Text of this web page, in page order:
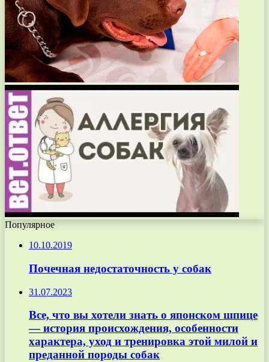
Популярное
10.10.2019
Почечная недостаточность у собак
31.07.2023
Все, что вы хотели знать о японском шпице
— история происхождения, особенности
характера, уход и тренировка этой милой и
преданной породы собак